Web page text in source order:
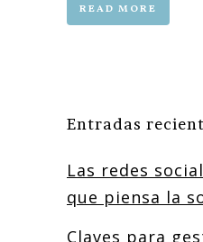
READ MORE
Entradas
Las redes
que piensa la
Claves para